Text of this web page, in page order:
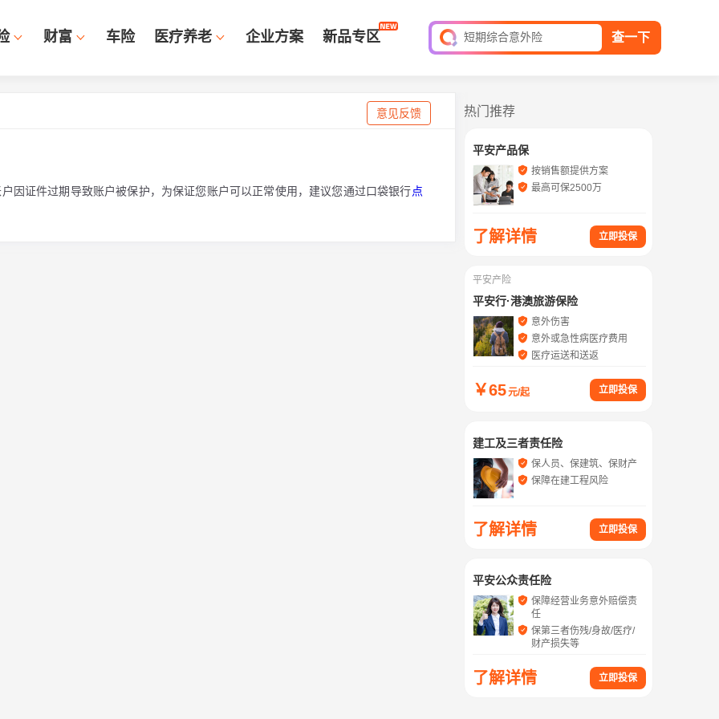
财富 车险 医疗养老 企业方案 新品专区
短期综合意外险
查一下
意见反馈
因证件过期导致账户被保护，为保证您账户可以正常使用，建议您通过口袋银行点
热门推荐
平安产品保
按销售额提供方案
最高可保2500万
了解详情 立即投保
平安产险
平安行·港澳旅游保险
意外伤害
意外或急性病医疗费用
医疗运送和送返
￥65元/起 立即投保
建工及三者责任险
保人员、保建筑、保财产
保障在建工程风险
了解详情 立即投保
平安公众责任险
保障经营业务意外赔偿责
任
保第三者伤残/身故/医疗/
财产损失等
了解详情 立即投保